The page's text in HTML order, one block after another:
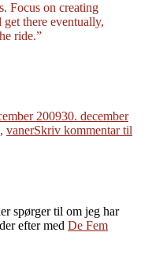
Focus on creating
there eventually,
ride.”
200930. december
, vanerSkriv kommentartil
spørger til om jeg har
efter med De Fem